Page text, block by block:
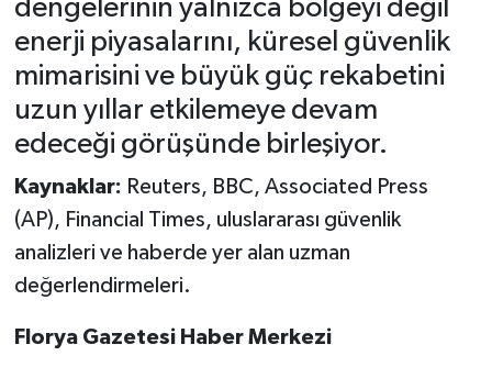
dengelerinin yalnızca bölgeyi değil
enerji piyasalarını, küresel güvenlik
mimarisini ve büyük güç rekabetini
uzun yıllar etkilemeye devam
edeceği görüşünde birleşiyor.
Kaynaklar: Reuters, BBC, Associated Press
(AP), Financial Times, uluslararası güvenlik
analizleri ve haberde yer alan uzman
değerlendirmeleri.
Florya Gazetesi Haber Merkezi